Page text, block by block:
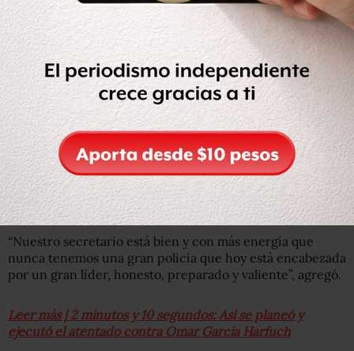
Destacó la coordinación con la Fiscalía capitalina gracias
a la que se realizaron estas detenciones y cateos
relacionados con los autores materiales e intelectuales de
este atentado.
“Nuestro secretario está bien y con más energía que
nunca tenemos una gran policía que hoy está encabezada
por un gran líder, honesto, preparado y valiente”, agregó.
Leer más | 2 minutos y 10 segundos: Así se planeó y
ejecutó el atentado contra Omar García Harfuch